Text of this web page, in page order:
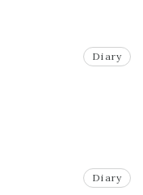
Diary
Diary